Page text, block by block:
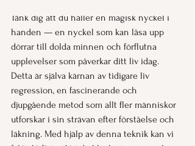
Tänk dig att du håller en magisk nyckel i
handen — en nyckel som kan låsa upp
dörrar till dolda minnen och förflutna
upplevelser som påverkar ditt liv idag.
Detta är själva kärnan av tidigare liv
regression, en fascinerande och
djupgående metod som allt fler människor
utforskar i sin strävan efter förståelse och
läkning. Med hjälp av denna teknik kan vi